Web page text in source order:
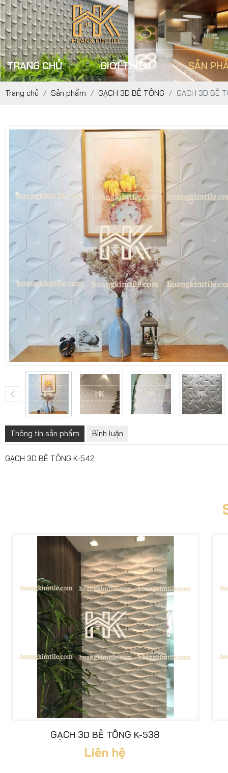
TRANG CHỦ GIỚI THIỆU SẢN
Trang chủ Sản phẩm GẠCH 3D BÊ TÔNG GẠCH 3D BÊ
Thông tin sản phẩm Bình luận
GẠCH 3D BÊ TÔNG K-542
GẠCH 3D BÊ TÔNG K-538
Liên hệ